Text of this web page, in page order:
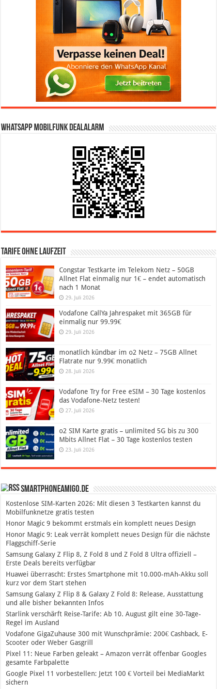
WhatsApp Mobilfunk DealAlarm
Tarife ohne Laufzeit
Congstar Testkarte im Telekom Netz – 50GB
Allnet Flat einmalig nur 1€ – endet automatisch
nach 1 Monat
29. Juli 2026
Vodafone CallYa Jahrespaket mit 365GB für
einmalig nur 99.99€
29. Juli 2026
monatlich kündbar im o2 Netz – 75GB Allnet
Flatrate nur 9.99€ monatlich
28. Juli 2026
Vodafone Try for Free eSIM – 30 Tage kostenlos
das Vodafone-Netz testen!
27. Juli 2026
o2 SIM Karte gratis – unlimited 5G bis zu 300
Mbits Allnet Flat – 30 Tage kostenlos testen
23. Juli 2026
SmartphoneAmigo.de
Kostenlose SIM-Karten 2026: Mit diesen 3 Testkarten kannst du
Mobilfunknetze gratis testen
Honor Magic 9 bekommt erstmals ein komplett neues Design
Honor Magic 9: Leak verrät komplett neues Design für die nächste
Flaggschiff-Serie
Samsung Galaxy Z Flip 8, Z Fold 8 und Z Fold 8 Ultra offiziell –
Erste Deals bereits verfügbar
Huawei überrascht: Erstes Smartphone mit 10.000-mAh-Akku soll
kurz vor dem Start stehen
Samsung Galaxy Z Flip 8 & Galaxy Z Fold 8: Release, Ausstattung
und alle bisher bekannten Infos
Starlink verschärft Reise-Tarife: Ab 10. August gilt eine 30-Tage-
Regel im Ausland
Vodafone GigaZuhause 300 mit Wunschprämie: 200€ Cashback, E-
Scooter oder Weber Gasgrill
Pixel 11: Neue Farben geleakt – Amazon verrät offenbar Googles
gesamte Farbpalette
Google Pixel 11 vorbestellen: Jetzt 100 € Vorteil bei MediaMarkt
sichern